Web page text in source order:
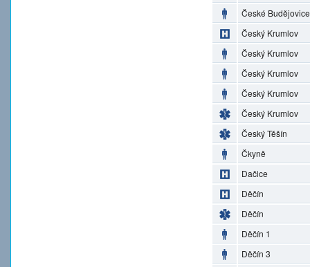
České Budějovice
Český Krumlov
Český Krumlov
Český Krumlov
Český Krumlov
Český Krumlov
Český Těšín
Čkyně
Dačice
Děčín
Děčín
Děčín 1
Děčín 3